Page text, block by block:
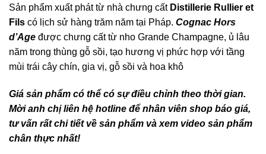
Sản phẩm xuất phát từ nhà chưng cất Distillerie Rullier et
Fils có lịch sử hàng trăm năm tại Pháp. Cognac Hors
d’Age được chưng cất từ nho Grande Champagne, ủ lâu
năm trong thùng gỗ sồi, tạo hương vị phức hợp với tầng
mùi trái cây chín, gia vị, gỗ sồi và hoa khô
Giá sản phẩm có thể có sự điều chỉnh theo thời gian.
Mời anh chị liên hệ hotline để nhân viên shop báo giá,
tư vấn rất chi tiết về sản phẩm và xem video sản phẩm
chân thực nhất!